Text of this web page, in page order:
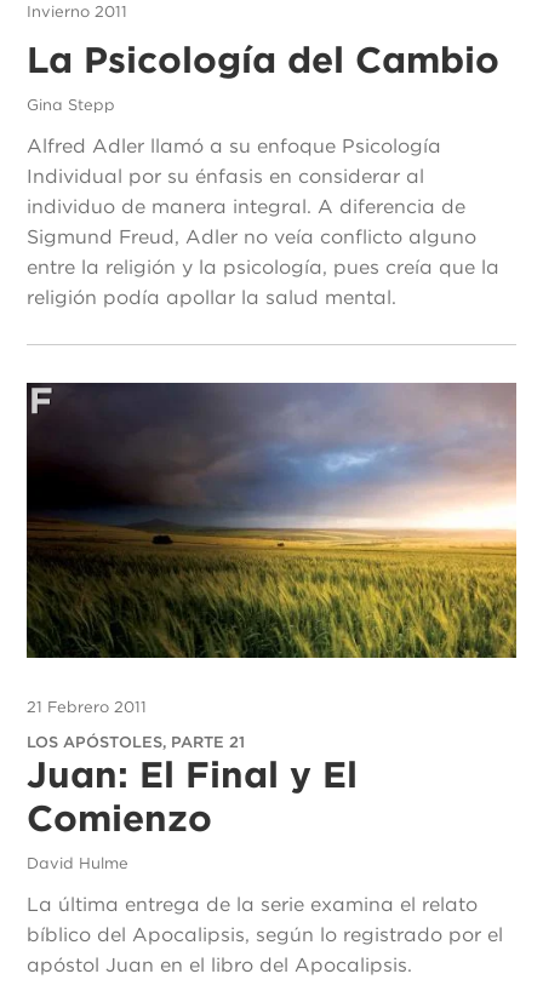
Invierno 2011
La Psicología del Cambio
Gina Stepp
Alfred Adler llamó a su enfoque Psicología
Individual por su énfasis en considerar al
individuo de manera integral. A diferencia de
Sigmund Freud, Adler no veía conflicto alguno
entre la religión y la psicología, pues creía que la
religión podía apollar la salud mental.
21 Febrero 2011
LOS APÓSTOLES, PARTE 21
Juan: El Final y El
Comienzo
David Hulme
La última entrega de la serie examina el relato
bíblico del Apocalipsis, según lo registrado por el
apóstol Juan en el libro del Apocalipsis.